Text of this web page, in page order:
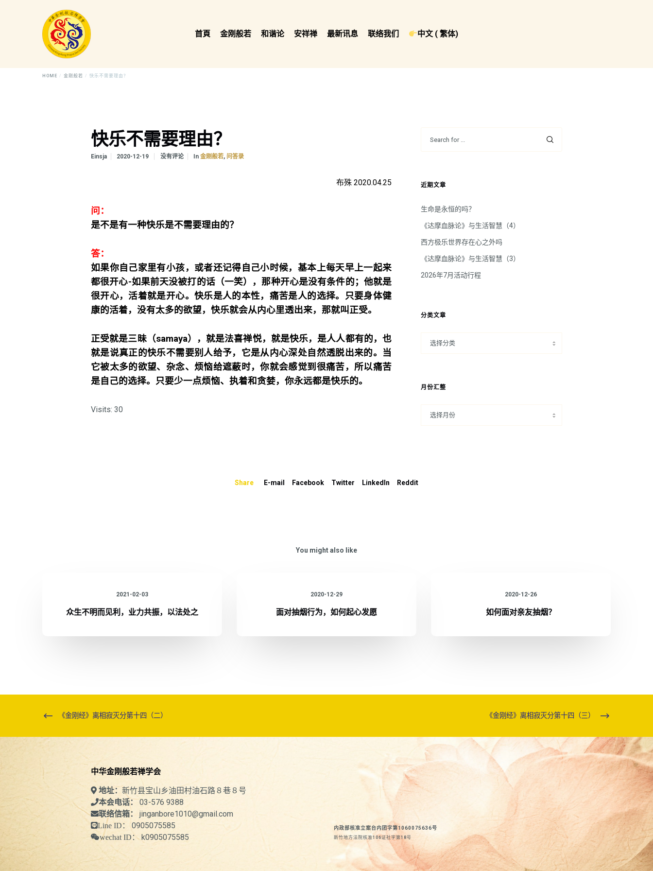
首頁 金刚般若 和谐论 安祥禅 最新讯息 联络我们 中文 ( 繁体)
HOME 金刚般若 快乐不需要理由？
快乐不需要理由？
Einsja 2020-12-19 没有评论 In金刚般若, 问答录
布殊 2020.04.25
问：
是不是有一种快乐是不需要理由的？
答：
如果你自己家里有小孩，或者还记得自己小时候，基本上每天早上一起来
都很开心-如果前天没被打的话（一笑），那种开心是没有条件的；他就是
很开心，活着就是开心。快乐是人的本性，痛苦是人的选择。只要身体健
康的活着，没有太多的欲望，快乐就会从内心里透出来，那就叫正受。
正受就是三昧（samaya），就是法喜禅悦，就是快乐，是人人都有的，也
就是说真正的快乐不需要别人给予，它是从内心深处自然透脱出来的。当
它被太多的欲望、杂念、烦恼给遮蔽时，你就会感觉到很痛苦，所以痛苦
是自己的选择。只要少一点烦恼、执着和贪婪，你永远都是快乐的。
Visits: 30
近期文章
生命是永恒的吗？
《达摩血脉论》与生活智慧（4）
西方极乐世界存在心之外吗
《达摩血脉论》与生活智慧（3）
2026年7月活动行程
分类文章
月份汇整
Share E-mail Facebook Twitter LinkedIn Reddit
You might also like
2021-02-03
众生不明而见利，业力共振，以法处之
2020-12-29
面对抽烟行为，如何起心发愿
2020-12-26
如何面对亲友抽烟？
《金刚经》离相寂灭分第十四（二） 《金刚经》离相寂灭分第十四（三）
中华金刚般若禅学会
地址： 新竹县宝山乡油田村油石路８巷８号
本会电话： 03-576 9388
联络信箱： jinganbore1010@gmail.com
Line ID： 0905075585
wechat ID： k0905075585
内政部核准立案台内团字第1060075636号
新竹地方法院核准106证社字第18号